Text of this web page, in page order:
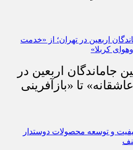
جاماندگان اربعین در
تا «بازآفرینی